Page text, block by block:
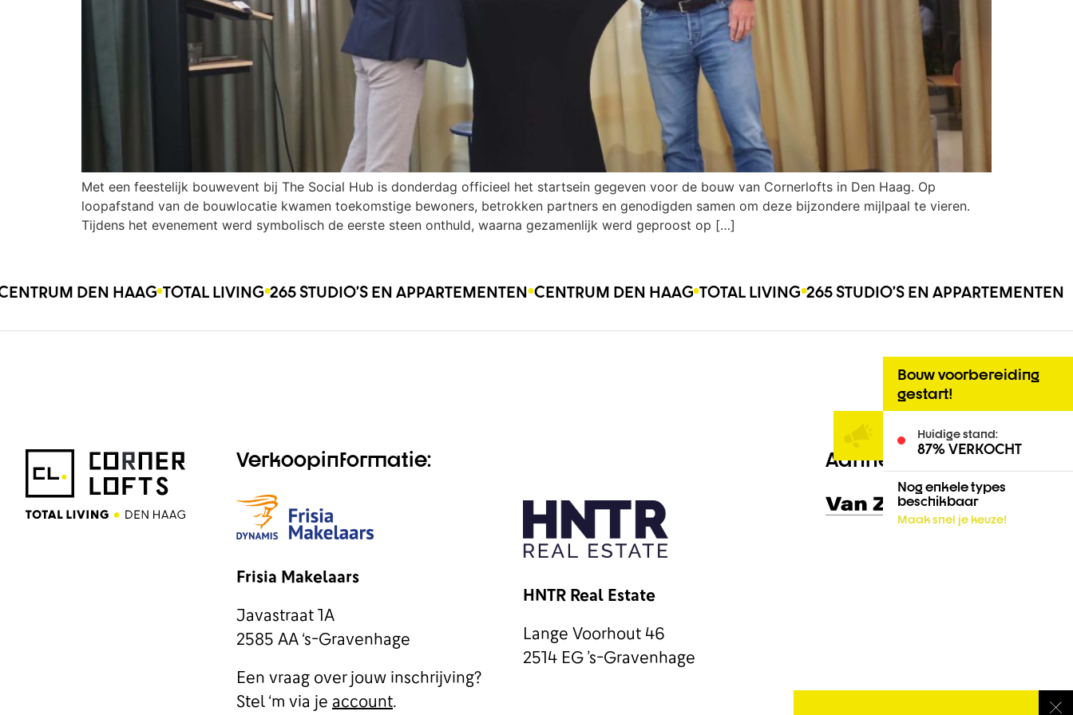
Bouw voorbereiding
gestart!
Huidige stand:
87% VERKOCHT
Nog enkele types
beschikbaar
Maak snel je keuze!
Met een feestelijk bouwevent bij The Social Hub is donderdag officieel het startsein gegeven voor de bouw van Cornerlofts in Den Haag. Op
loopafstand van de bouwlocatie kwamen toekomstige bewoners, betrokken partners en genodigden samen om deze bijzondere mijlpaal te vieren.
Tijdens het evenement werd symbolisch de eerste steen onthuld, waarna gezamenlijk werd geproost op […]
DEN HAAG TOTAL LIVING 265 STUDIO’S EN APPARTEMENTEN CENTRUM DEN HAAG TOTAL LIVING 265 STUDIO’S EN APPARTEMENTEN
Verkoopinformatie:
Frisia Makelaars
Javastraat 1A
2585 AA ‘s-Gravenhage
Een vraag over jouw inschrijving?
Stel ‘m via je account.
HNTR Real Estate
Lange Voorhout 46
2514 EG ’s-Gravenhage
Aannemer: